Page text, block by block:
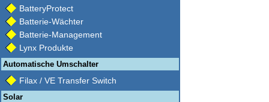
BatteryProtect
Batterie-Wächter
Batterie-Management
Lynx Produkte
Automatische Umschalter
Filax / VE Transfer Switch
Solar